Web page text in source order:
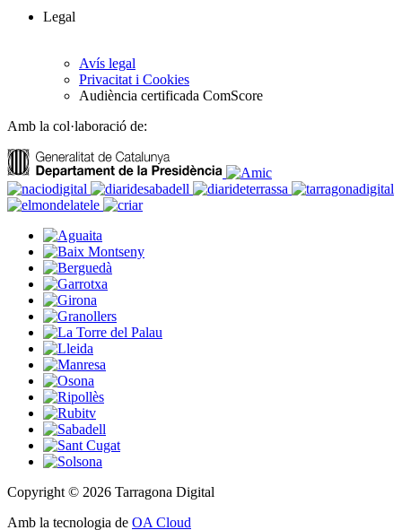
Legal
Avís legal
Privacitat i Cookies
Audiència certificada ComScore
Amb la col·laboració de:
Copyright © 2026 Tarragona Digital
Amb la tecnologia de OA Cloud